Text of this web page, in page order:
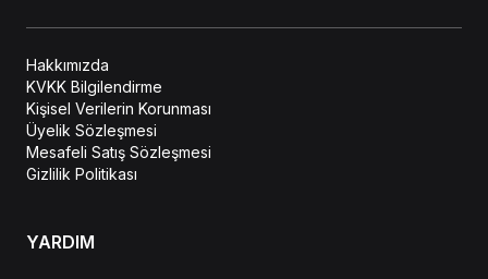
Hakkımızda
KVKK Bilgilendirme
Kişisel Verilerin Korunması
Üyelik Sözleşmesi
Mesafeli Satış Sözleşmesi
Gizlilik Politikası
YARDIM